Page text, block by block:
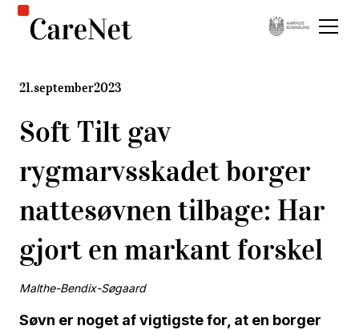
21.september2023
Soft Tilt gav
rygmarvsskadet borger
nattesøvnen tilbage: Har
gjort en markant forskel
Malthe-Bendix-Søgaard
Søvn er noget af vigtigste for, at en borger